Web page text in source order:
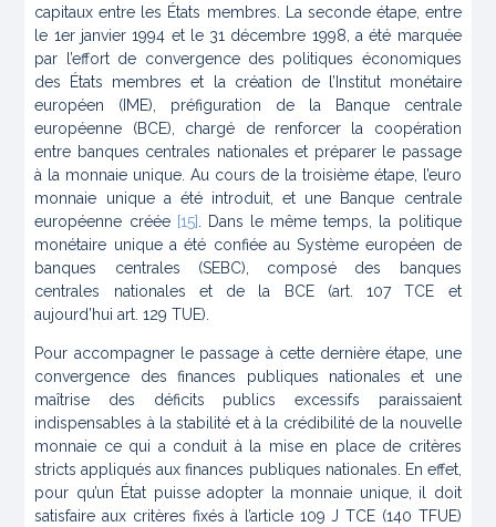
capitaux entre les États membres. La seconde étape, entre
le 1er janvier 1994 et le 31 décembre 1998, a été marquée
par l’effort de convergence des politiques économiques
des États membres et la création de l’Institut monétaire
européen (IME), préfiguration de la Banque centrale
européenne (BCE), chargé de renforcer la coopération
entre banques centrales nationales et préparer le passage
à la monnaie unique. Au cours de la troisième étape, l’euro
monnaie unique a été introduit, et une Banque centrale
européenne créée [15]
. Dans le même temps, la politique
monétaire unique a été confiée au Système européen de
banques centrales (SEBC), composé des banques
centrales nationales et de la BCE (art. 107 TCE et
aujourd’hui art. 129 TUE).
Pour accompagner le passage à cette dernière étape, une
convergence des finances publiques nationales et une
maîtrise des déficits publics excessifs paraissaient
indispensables à la stabilité et à la crédibilité de la nouvelle
monnaie ce qui a conduit à la mise en place de critères
stricts appliqués aux finances publiques nationales. En effet,
pour qu’un État puisse adopter la monnaie unique, il doit
satisfaire aux critères fixés à l’article 109 J TCE (140 TFUE)